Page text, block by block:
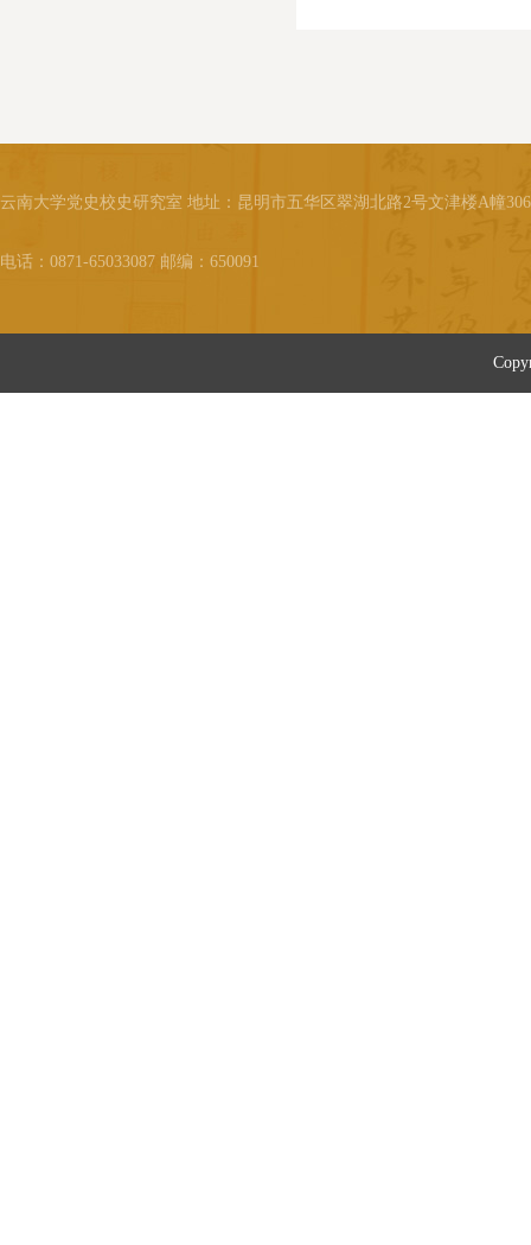
基础扎实、功底深厚。后来他就
云南大学党史校史研究室 地址：昆明市五华区翠湖北路2号文津楼A幢
电话：0871-65033087 邮编：650091